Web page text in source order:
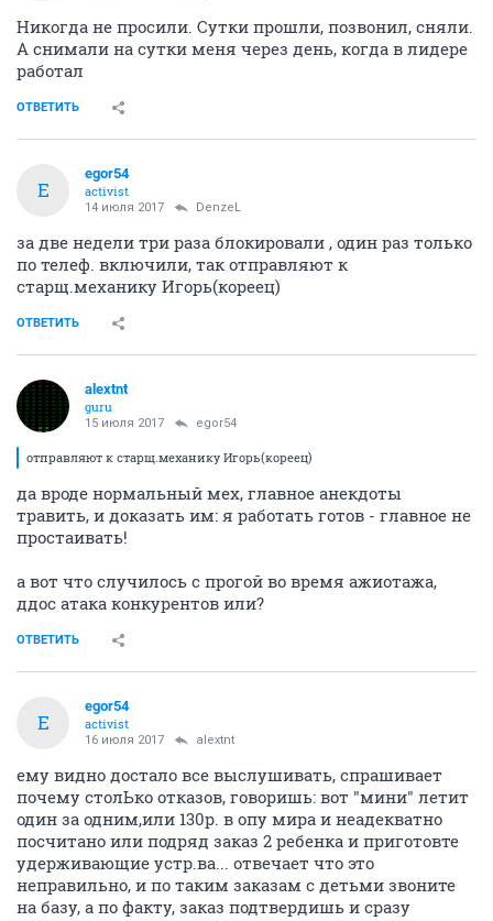
Никогда не просили. Сутки прошли, позвонил, сняли.
А снимали на сутки меня через день, когда в лидере
работал
ОТВЕТИТЬ
E
egor54
activist
14 июля 2017 DenzeL
за две недели три раза блокировали , один раз только
по телеф. включили, так отправляют к
старщ.механику Игорь(кореец)
ОТВЕТИТЬ
alextnt
guru
15 июля 2017 egor54
отправляют к старщ.механику Игорь(кореец)
да вроде нормальный мех, главное анекдоты
травить, и доказать им: я работать готов - главное не
простаивать!
а вот что случилось с прогой во время ажиотажа,
ддос атака конкурентов или?
ОТВЕТИТЬ
E
egor54
activist
16 июля 2017 alextnt
ему видно достало все выслушивать, спрашивает
почему столЬко отказов, говоришь: вот "мини" летит
один за одним,или 130р. в опу мира и неадекватно
посчитано или подряд заказ 2 ребенка и приготовте
удерживающие устр.ва... отвечает что это
неправильно, и по таким заказам с детьми звоните
на базу, а по факту, заказ подтвердишь и сразу